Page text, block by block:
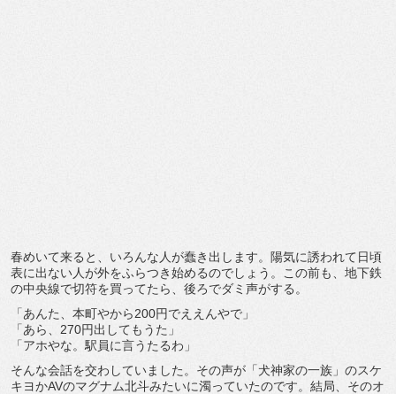
春めいて来ると、いろんな人が蠢き出します。陽気に誘われて日頃
表に出ない人が外をふらつき始めるのでしょう。この前も、地下鉄
の中央線で切符を買ってたら、後ろでダミ声がする。
「あんた、本町やから200円でええんやで」
「あら、270円出してもうた」
「アホやな。駅員に言うたるわ」
そんな会話を交わしていました。その声が「犬神家の一族」のスケ
キヨかAVのマグナム北斗みたいに濁っていたのです。結局、そのオ